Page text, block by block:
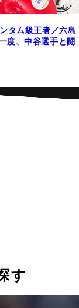
タム級王者／六島
度、中谷選手と闘
す